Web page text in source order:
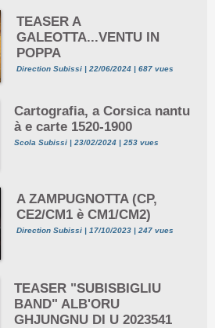
TEASER A
GALEOTTA...VENTU IN
POPPA
Direction Subissi | 22/06/2024 | 687 vues
Cartografia, a Corsica nantu
à e carte 1520-1900
Scola Subissi | 23/02/2024 | 253 vues
A ZAMPUGNOTTA (CP,
CE2/CM1 è CM1/CM2)
Direction Subissi | 17/10/2023 | 247 vues
TEASER "SUBISBIGLIU
BAND" ALB'ORU
GHJUNGNU DI U 2023541